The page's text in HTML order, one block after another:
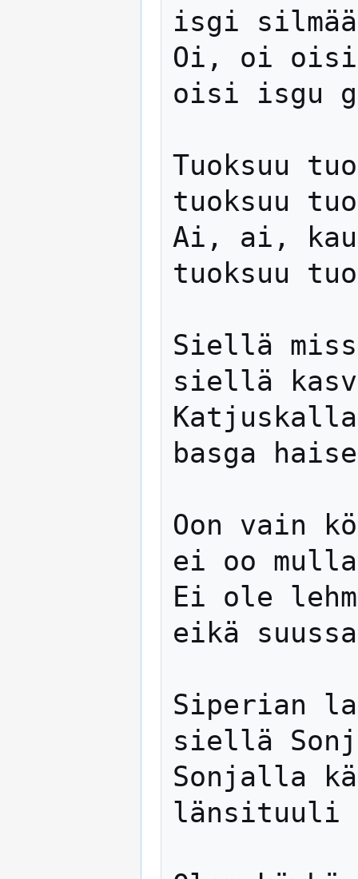
isgi
Oi, oi
oisi isgu
Tuoksuu
tuoksuu
Ai, ai,
tuoksuu
Siellä
siellä
basga
Oon vain
ei oo
Ei ole
eikä
Siperian
siellä
Sonjalla
länsituuli